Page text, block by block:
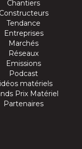
Chantiers
Constructeurs
Tendance
Entreprises
Marchés
Réseaux
Emissions
Podcast
matériels
Prix Matériel
Partenaires